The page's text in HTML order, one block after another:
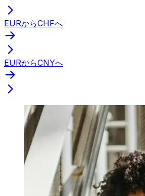
EURからCHFへ
EURからCNYへ